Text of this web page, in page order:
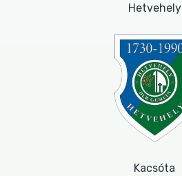
Hetvehely
Kacsóta